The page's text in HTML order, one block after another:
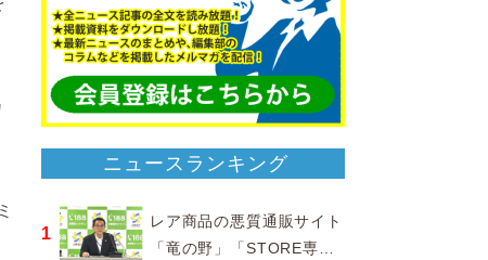
ニュースランキング
1
レア商品の悪質通販サイト
「竜の野」「STORE専門